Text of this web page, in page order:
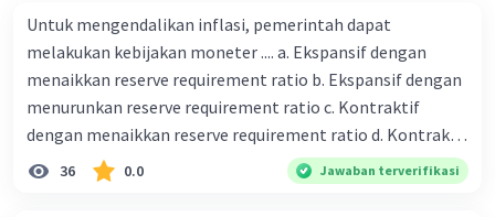
Untuk mengendalikan inflasi, pemerintah dapat
melakukan kebijakan moneter .... a. Ekspansif dengan
menaikkan reserve requirement ratio b. Ekspansif dengan
menurunkan reserve requirement ratio c. Kontraktif
dengan menaikkan reserve requirement ratio d. Kontraktif
dengan menurunkan reserve requirement ratio e.
Ekspansif dengan menaikkan tingkat diskonto Bila Bank
36 0.0 Jawaban terverifikasi